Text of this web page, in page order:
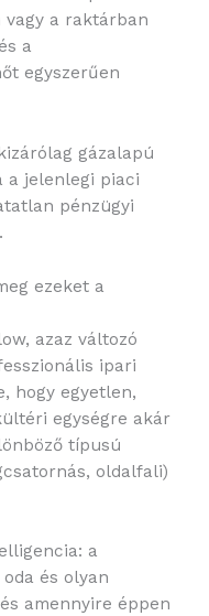
vagy a raktárban
a
egyszerűen
gázalapú
a jelenlegi piaci
pénzügyi
ezeket a
azaz változó
ipari
hogy egyetlen,
egységre akár
típusú
oldalfali)
a
és olyan
amennyire éppen